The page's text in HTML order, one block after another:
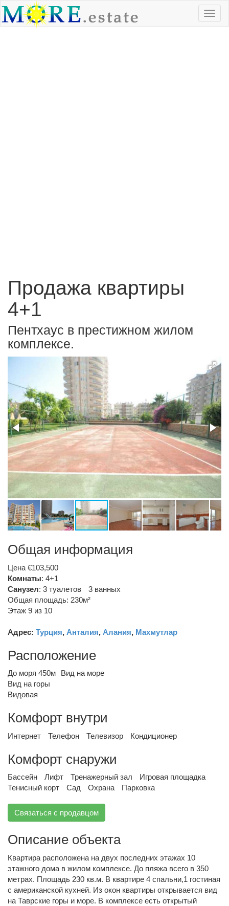
Продажа квартиры
4+1
Пентхаус в престижном жилом
комплексе.
Общая информация
Цена €103,500
Комнаты: 4+1
Санузел: 3 туалетов
3 ванных
Общая площадь: 230м²
Этаж 9 из 10
Адрес: Турция, Анталия, Алания, Махмутлар
Расположение
До моря 450м
Вид на море
Вид на горы
Видовая
Комфорт внутри
Интернет Телефон Телевизор Кондиционер
Комфорт снаружи
Бассейн Лифт Тренажерный зал
Игровая площадка
Тенисный корт
Сад Охрана Парковка
Связаться с продавцом
Описание объекта
Квартира расположена на двух последних этажах 10
этажного дома в жилом комплексе. До пляжа всего в 350
метрах. Площадь 230 кв.м. В квартире 4 спальни,1 гостиная
с американской кухней. Из окон квартиры открывается вид
на Таврские горы и море. В комплексе есть открытый